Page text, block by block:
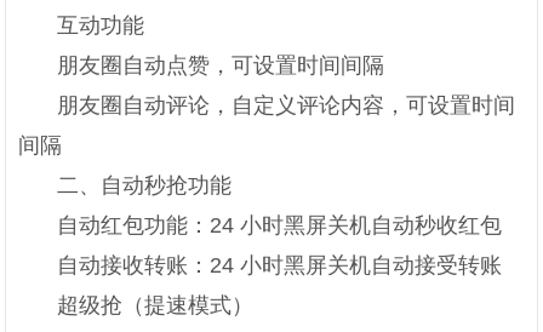
互动功能
朋友圈自动点赞，可设置时间间隔
朋友圈自动评论，自定义评论内容，可设置时间
间隔
二、自动秒抢功能
自动红包功能：24 小时黑屏关机自动秒收红包
自动接收转账：24 小时黑屏关机自动接受转账
超级抢（提速模式）